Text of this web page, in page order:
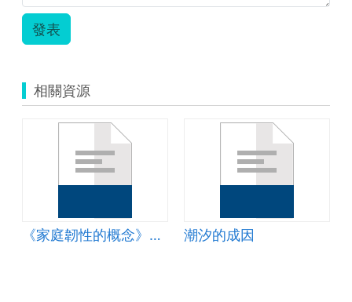
發表
相關資源
《家庭韌性的概念》簡報 潮汐的成因